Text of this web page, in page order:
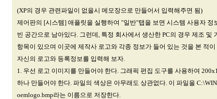
(XP의 경우 관련파일이 없을시 메모장으로 만들어서 입력해주면 됨)
제어판의 [시스템] 애플릿을 실행하여 "일반"탭을 보면 시스템 사용자 정
빈 공간으로 남아있다. 그런데, 특정 회사에서 생산한 PC의 경우 제조 및
항목이 있으며 이곳에 제작사 로고와 각종 정보가 들어 있는 것을 본 적
자신의 로고와 등록정보를 입력해 보자.
1. 우선 로고 이미지를 만들어야 한다. 그래픽 편집 도구를 사용하여
하나 만들어야 한다. 파일의 색상은 아무래도 상관없다. 이 파일을
oemlogo.bmp라는 이름으로 저장한다.